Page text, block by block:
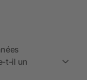
t-il un